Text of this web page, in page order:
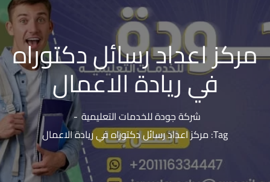
مركز اعداد رسائل دكتوراه
في ريادة الاعمال
شركة جودة للخدمات التعليمية
Tag: مركز اعداد رسائل دكتوراه في ريادة الاعمال